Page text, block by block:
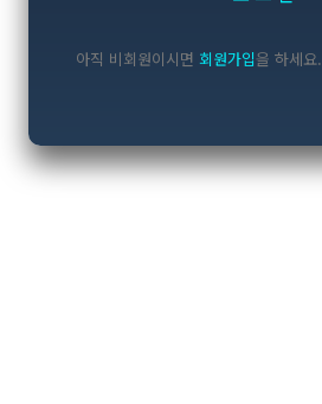
아직 비회원이시면 회원가입을 하세요.